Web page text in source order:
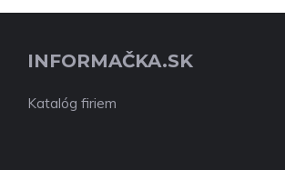
INFORMAČKA.SK
Katalóg firiem